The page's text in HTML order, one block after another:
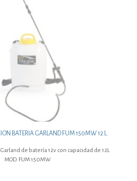
BATERIA GARLAND FUM 150MW 12 L.
de batería 12v con capacidad de 12L
MOD. FUM 150MW